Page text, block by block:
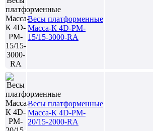
Весы платформенные
Масса-К 4D-PM-
15/15-3000-RA
Весы платформенные
Масса-К 4D-PM-
20/15-2000-RA